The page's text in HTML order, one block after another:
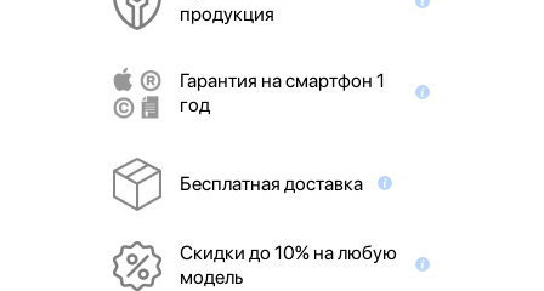
продукция
Гарантия на смартфон 1
год
Бесплатная доставка
Скидки до 10% на любую
модель